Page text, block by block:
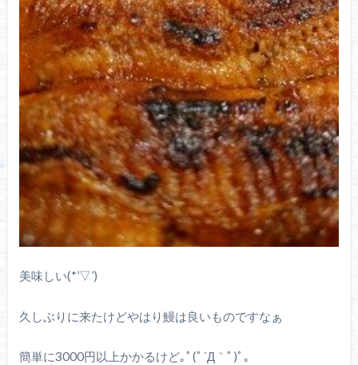
美味しい(*’▽’)
久しぶりに来たけどやはり鰻は良いものですなぁ
簡単に3000円以上かかるけど｡ﾟ(ﾟ´Д｀ﾟ)ﾟ｡